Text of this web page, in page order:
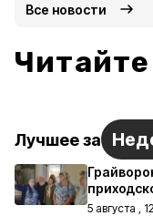
Все новости
Лучшее за
5 августа ,